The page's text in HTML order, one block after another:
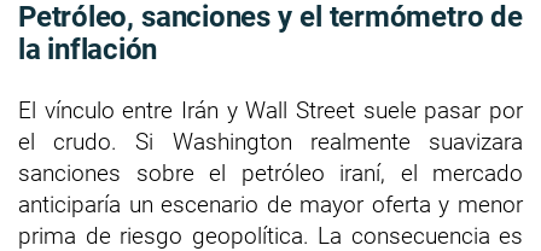
Petróleo, sanciones y el termómetro de
la inflación
El vínculo entre Irán y Wall Street suele pasar por
el crudo. Si Washington realmente suavizara
sanciones sobre el petróleo iraní, el mercado
anticiparía un escenario de mayor oferta y menor
prima de riesgo geopolítica. La consecuencia es